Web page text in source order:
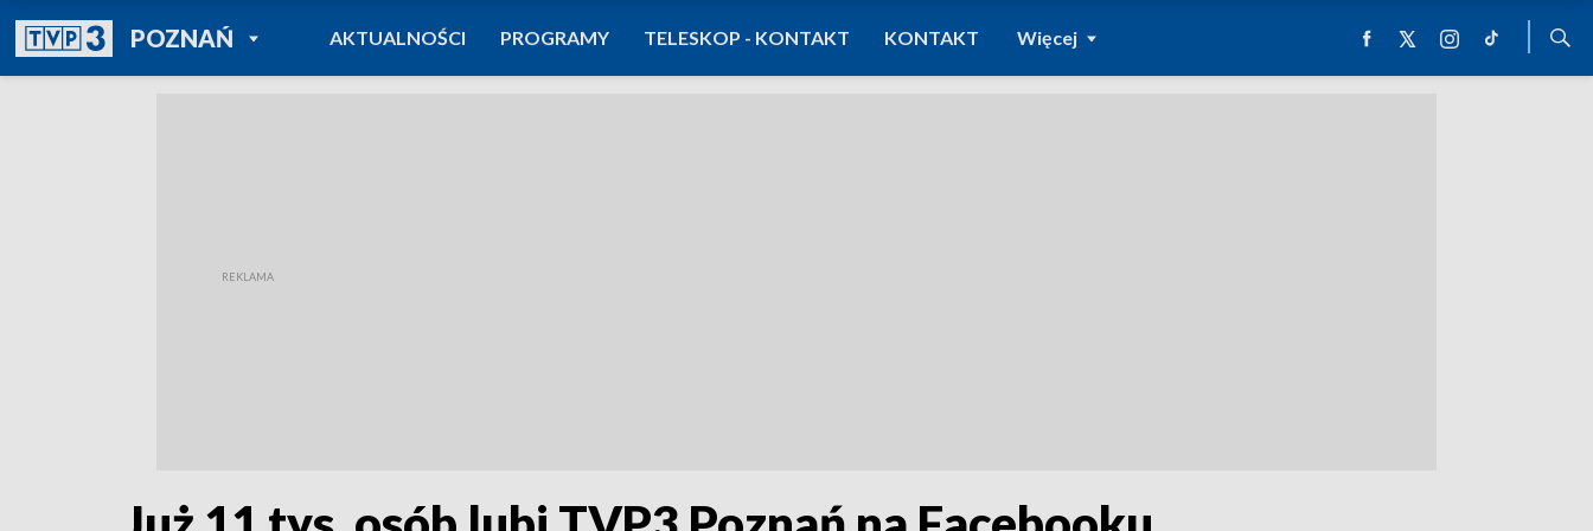
POZNAŃPOWRÓT DO
TVP REGIONY
AKTUALNOŚCI PROGRAMY TELESKOP - KONTAKT KONTAKT Więcej